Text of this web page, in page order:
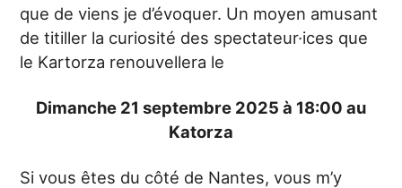
que de viens je d’évoquer. Un moyen amusant
de titiller la curiosité des spectateur·ices que
le Kartorza renouvellera le
Dimanche 21 septembre 2025 à 18:00 au
Katorza
Si vous êtes du côté de Nantes, vous m’y